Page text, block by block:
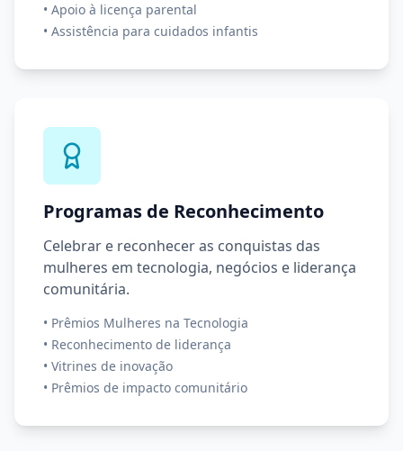
• Apoio à licença parental
• Assistência para cuidados infantis
Programas de Reconhecimento
Celebrar e reconhecer as conquistas das
mulheres em tecnologia, negócios e liderança
comunitária.
• Prêmios Mulheres na Tecnologia
• Reconhecimento de liderança
• Vitrines de inovação
• Prêmios de impacto comunitário